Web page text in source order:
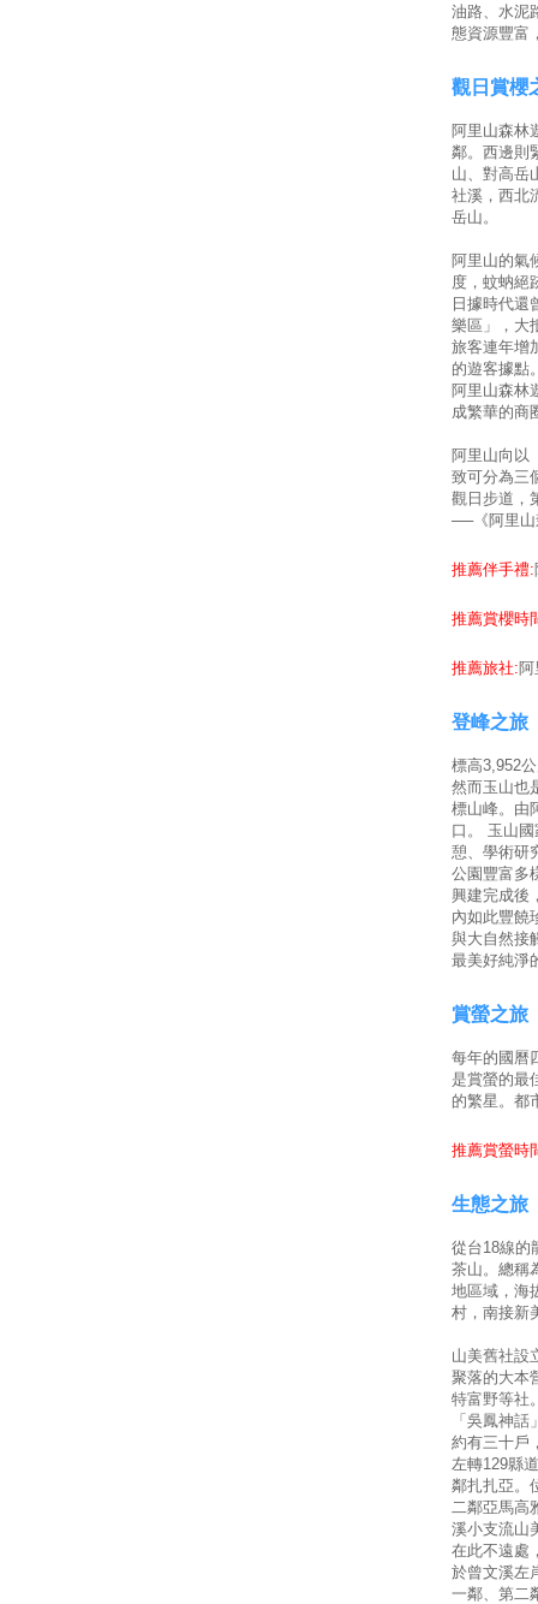
油路、水泥
態資源豐富
觀日賞櫻
阿里山森林
鄰。西邊則
山、對高岳
社溪，西北
岳山。
阿里山的氣
度，蚊蚋絕
日據時代還
樂區」，大
旅客連年增
的遊客據點
阿里山森林
成繁華的商
阿里山向以
致可分為三
觀日步道，
──《阿里山
推薦伴手禮:
推薦賞櫻時
推薦旅社:
登峰之旅
標高3,952
然而玉山也
標山峰。由
口。 玉山
憩、學術研
公園豐富多
興建完成後
內如此豐饒
與大自然接
最美好純淨
賞螢之旅
每年的國曆
是賞螢的最
的繁星。都
推薦賞螢時
生態之旅
從台18線的
茶山。總稱
地區域，海
村，南接新
山美舊社設
聚落的大本
特富野等社
「吳鳳神
約有三十戶
左轉129縣
鄰扎扎亞。
二鄰亞馬高
溪小支流山
在此不遠處
於曾文溪左
一鄰、第二